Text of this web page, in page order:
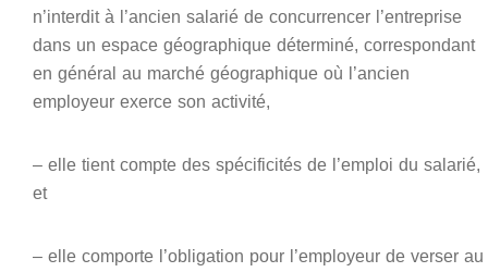
n’interdit à l’ancien salarié de concurrencer l’entreprise
dans un espace géographique déterminé, correspondant
en général au marché géographique où l’ancien
employeur exerce son activité,
– elle tient compte des spécificités de l’emploi du salarié,
et
– elle comporte l’obligation pour l’employeur de verser au